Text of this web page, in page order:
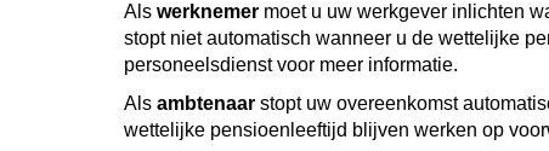
Als werknemer moet u uw werkgever inlichten
stopt niet automatisch wanneer u de wettelijke
personeelsdienst voor meer informatie.
Als ambtenaar stopt uw overeenkomst
wettelijke pensioenleeftijd blijven werken op